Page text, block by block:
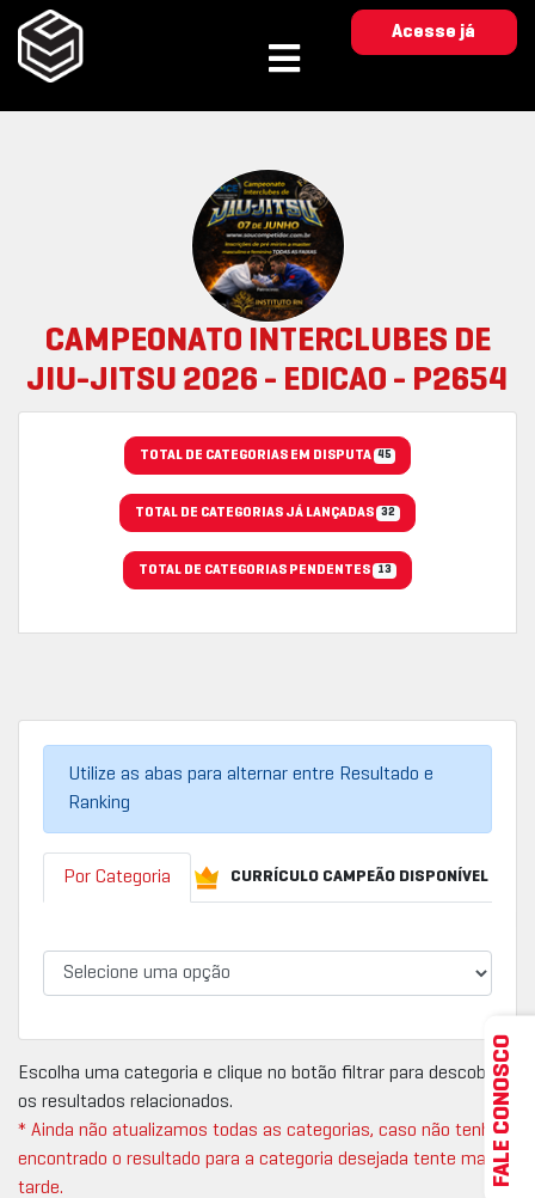
Acesse já
CAMPEONATO INTERCLUBES DE
JIU-JITSU 2026 - EDICAO - P2654
TOTAL DE CATEGORIAS EM DISPUTA 45
TOTAL DE CATEGORIAS JÁ LANÇADAS 32
TOTAL DE CATEGORIAS PENDENTES 13
Utilize as abas para alternar entre Resultado e
Ranking
Por Categoria CURRÍCULO CAMPEÃO DISPONÍVEL
Escolha uma categoria e clique no botão filtrar para descobrir
os resultados relacionados.
* Ainda não atualizamos todas as categorias, caso não tenha
encontrado o resultado para a categoria desejada tente mais
tarde.
FALE CONOSCO